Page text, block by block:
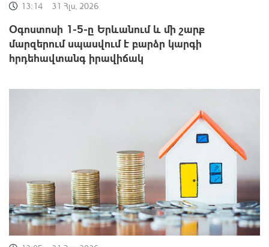
13:14 31 Հլս, 2026
Օգոստոսի 1-5-ը Երևանում և մի շարք
մարզերում սպասվում է բարձր կարգի
հրդեհավտանգ իրավիճակ